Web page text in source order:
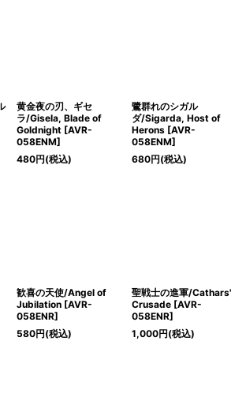
黄金夜の刃、ギセ
ラ/Gisela, Blade of
Goldnight [AVR-
058ENM]
480円(税込)
鷺群れのシガル
ダ/Sigarda, Host of
Herons [AVR-
058ENM]
680円(税込)
歓喜の天使/Angel of
Jubilation [AVR-
058ENR]
580円(税込)
聖戦士の進軍/Cathars'
Crusade [AVR-
058ENR]
1,000円(税込)